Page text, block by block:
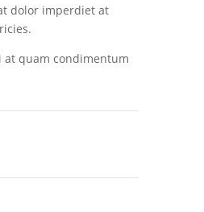
dolor imperdiet at
quam condimentum